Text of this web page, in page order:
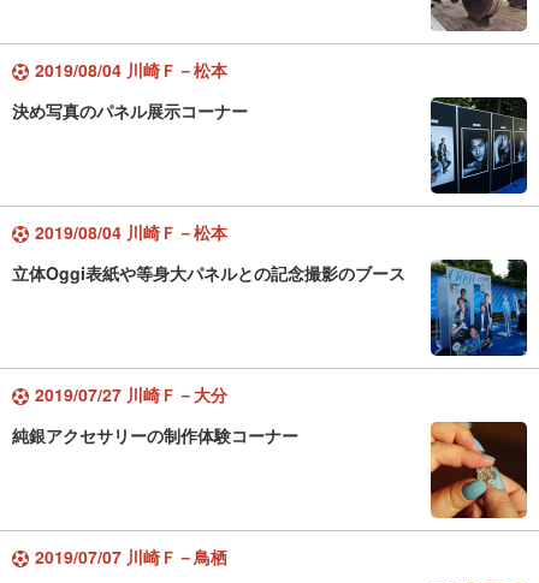
2019/08/04 川崎Ｆ－松本
決め写真のパネル展示コーナー
2019/08/04 川崎Ｆ－松本
立体Oggi表紙や等身大パネルとの記念撮影のブース
2019/07/27 川崎Ｆ－大分
純銀アクセサリーの制作体験コーナー
2019/07/07 川崎Ｆ－鳥栖